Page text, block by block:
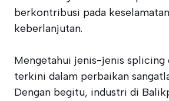
berkontribusi pada
keberlanjutan.
Mengetahui jenis-jenis splicing
terkini dalam perbaikan
Dengan begitu, industri di